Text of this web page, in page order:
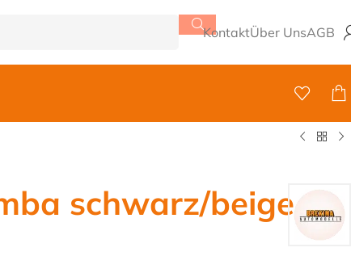
KontaktÜber UnsAGB
schwarz/beige